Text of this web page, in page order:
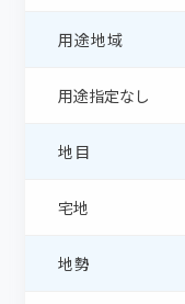
用途地域
用途指定なし
地目
宅地
地勢